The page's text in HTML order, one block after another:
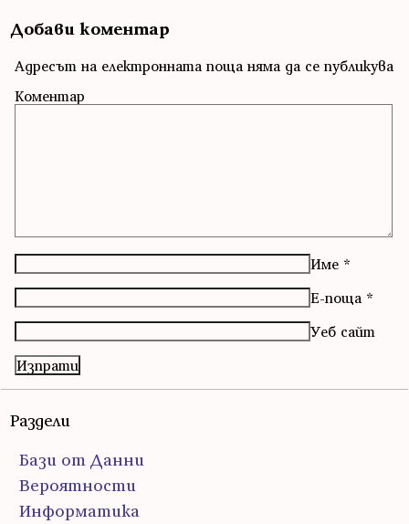
Добави коментар
Адресът на електронната поща няма да се публикува
Коментар
Име *
Е-поща *
Уеб сайт
Раздели
Бази от Данни
Вероятности
Информатика